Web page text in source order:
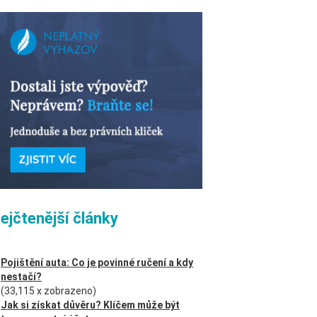
články
Pojištění auta: Co je povinné ručení a kdy
nestačí?
(33,115 x zobrazeno)
Jak si získat důvěru? Klíčem může být